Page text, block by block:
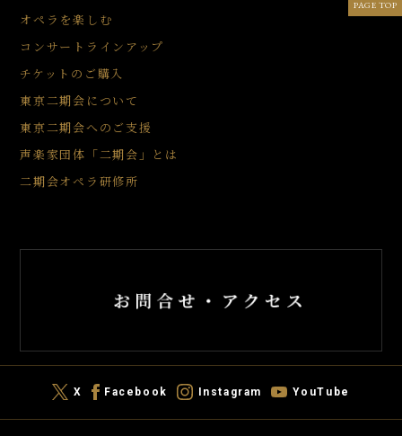
PAGE TOP
オペラを楽しむ
コンサートラインアップ
チケットのご購入
東京二期会について
東京二期会へのご支援
声楽家団体「二期会」とは
二期会オペラ研修所
X Facebook Instagram YouTube